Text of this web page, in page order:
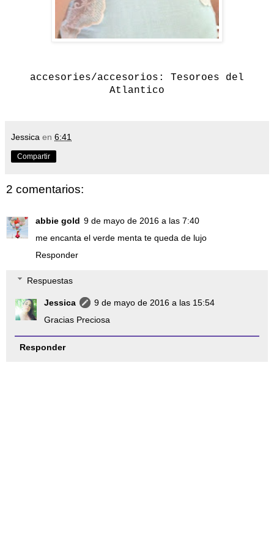
accesories/accesorios: Tesoroes del
Atlantico
Jessica en 6:41
Compartir
2 comentarios:
abbie gold 9 de mayo de 2016 a las 7:40
me encanta el verde menta te queda de lujo
Responder
Respuestas
Jessica
9 de mayo de 2016 a las 15:54
Gracias Preciosa
Responder